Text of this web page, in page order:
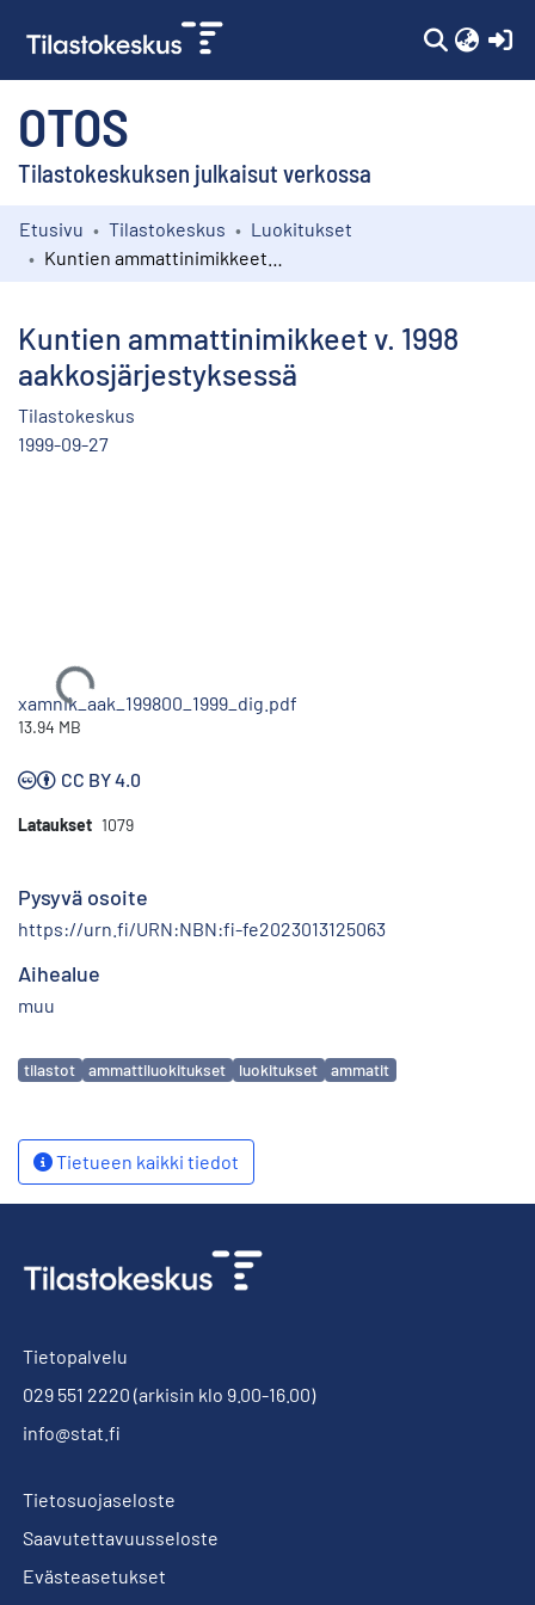
OTOS
Tilastokeskuksen julkaisut verkossa
Kokoelmat
Etusivu Tilastokeskus
Luokitukset
Kuntien ammattinimikkeet v. 1998
aakkosjärjestyksessä
Tilastokeskus
1999-09-27
Ladataan...
xamnik_aak_199800_1999_dig.pdf
13.94 MB
CC BY 4.0
Lataukset 1079
Pysyvä osoite
https://urn.fi/URN:NBN:fi-fe2023013125063
Aihealue
muu
Avainsanat
tilastot ammattiluokitukset luokitukset ammatit
Tietueen kaikki tiedot
Tietopalvelu
029 551 2220 (arkisin klo 9.00-16.00)
info@stat.fi
Tietosuojaseloste
Saavutettavuusseloste
Evästeasetukset